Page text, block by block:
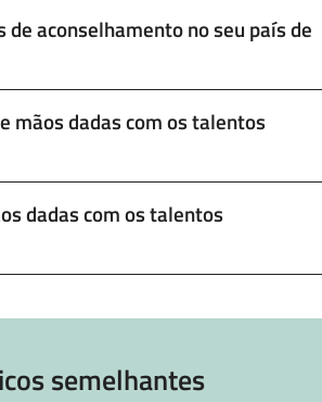
de aconselhamento no seu país de
mãos dadas com os talentos
dadas com os talentos
semelhantes